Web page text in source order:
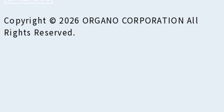
Copyright © 2026 ORGANO CORPORATION All
Rights Reserved.